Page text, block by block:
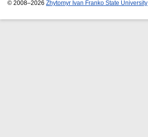
© 2008–2026 Zhytomyr Ivan Franko State University